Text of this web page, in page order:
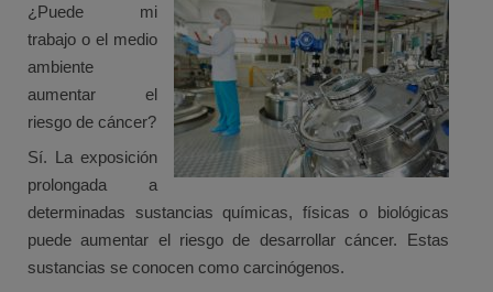
¿Puede mi
trabajo o el medio
ambiente
aumentar el
riesgo de cáncer?
Sí. La exposición
prolongada a
determinadas sustancias químicas, físicas o biológicas
puede aumentar el riesgo de desarrollar cáncer. Estas
sustancias se conocen como carcinógenos.